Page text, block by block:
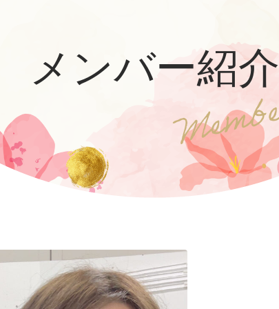
メンバー紹介